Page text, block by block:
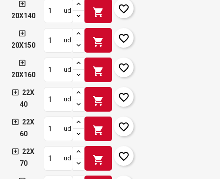
20X140
ud shopping_cart favorite_border
20X150
ud shopping_cart favorite_border
20X160
ud shopping_cart favorite_border
22X
40
ud shopping_cart favorite_border
22X
60
ud shopping_cart favorite_border
22X
70
ud shopping_cart favorite_border